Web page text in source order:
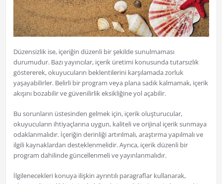
Düzensizlik ise, içeriğin düzenli bir şekilde sunulmaması
durumudur. Bazı yayıncılar, içerik üretimi konusunda tutarsızlık
göstererek, okuyucuların beklentilerini karşılamada zorluk
yaşayabilirler. Belirli bir program veya plana sadık kalmamak, içerik
akışını bozabilir ve güvenilirlik eksikliğine yol açabilir.
Bu sorunların üstesinden gelmek için, içerik oluşturucular,
okuyucuların ihtiyaçlarına uygun, kaliteli ve orijinal içerik sunmaya
odaklanmalıdır. İçeriğin derinliği artırılmalı, araştırma yapılmalı ve
ilgili kaynaklardan desteklenmelidir. Ayrıca, içerik düzenli bir
program dahilinde güncellenmeli ve yayınlanmalıdır.
İlgilenecekleri konuya ilişkin ayrıntılı paragraflar kullanarak,